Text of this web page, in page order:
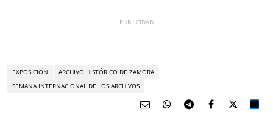
EXPOSICIÓN
ARCHIVO HISTÓRICO DE ZAMORA
SEMANA INTERNACIONAL DE LOS ARCHIVOS